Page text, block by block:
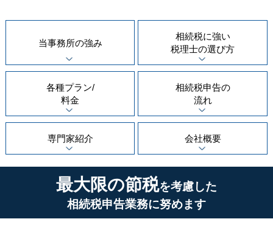
当事務所の強み
相続税に強い
税理士の選び方
各種プラン/
料金
相続税申告の
流れ
専門家紹介 会社概要
最大限の節税を考慮した
相続税申告業務に努めます